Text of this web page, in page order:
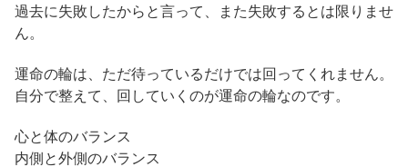
過去に失敗したからと言って、また失敗するとは限りませ
ん。
運命の輪は、ただ待っているだけでは回ってくれません。
自分で整えて、回していくのが運命の輪なのです。
心と体のバランス
内側と外側のバランス